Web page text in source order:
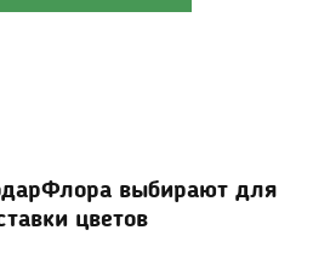
выбирают для
цветов